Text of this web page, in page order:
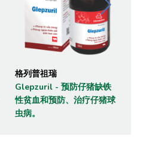
格列普祖瑞
Glepzuril - 预防仔猪缺铁
性贫血和预防、治疗仔猪球
虫病。